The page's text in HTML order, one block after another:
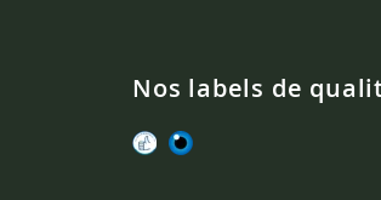
Nos labels de